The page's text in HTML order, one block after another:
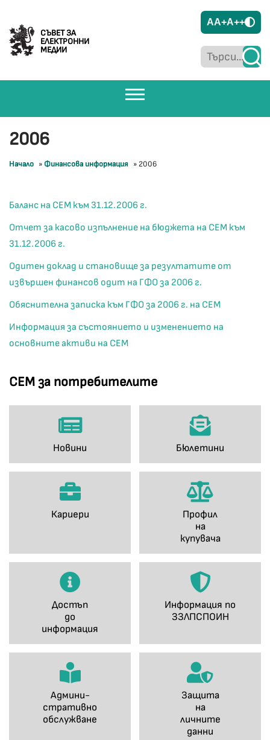
СЪВЕТ ЗА
ЕЛЕКТРОННИ
МЕДИИ
AA+A++
СЕМ за потребителите
Новини Бюлетини
Кариери
Профил
на
купувача
Достъп
до
информация
Информация по
ЗЗЛПСПОИН
Админи-
стративно
обслужване
Защита
на
личните
данни
2006
Начало » Финансова информация » 2006
Баланс на СЕМ към 31.12.2006 г.
Отчет за касово изпълнение на бюджета на СЕМ към
31.12.2006 г.
Одитен доклад и становище за резултатите от
извършен финансов одит на ГФО за 2006 г.
Обяснителна записка към ГФО за 2006 г. на СЕМ
Информация за състоянието и изменението на
основните активи на СЕМ